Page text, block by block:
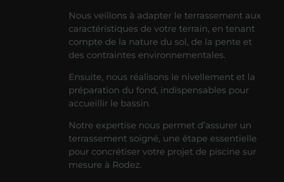
Nous veillons à adapter le terrassement aux
caractéristiques de votre terrain, en tenant
compte de la nature du sol, de la pente et
des contraintes environnementales.
Ensuite, nous réalisons le nivellement et la
préparation du fond, indispensables pour
accueillir le bassin.
Notre expertise nous permet d’assurer un
terrassement soigné, une étape essentielle
pour concrétiser votre projet de piscine sur
mesure à Rodez.